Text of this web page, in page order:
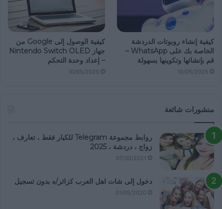
كيفية إنشاء روبوتات الدردشة
الخاصة بك على WhatsApp –
قم بإنشائها وتكوينها بسهولة
10/05/2025
كيفية الوصول إلى Google من
جهاز Nintendo Switch OLED
– إعداد وحدة التحكم
10/05/2025
منشورات شائعة
روابط مجموعة Telegram للكبار فقط ، تعارف ،
زواج ، دردشة ، 2025
07/30/2021
دخول إلى شات اهل العرب كزائر/ه بدون تسجيل
01/05/2020